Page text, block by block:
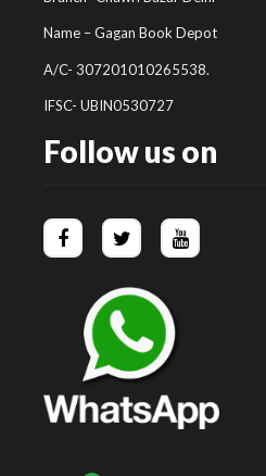
Name – Gagan Book Depot
A/C- 307201010265538.
IFSC- UBIN0530727
Follow us on